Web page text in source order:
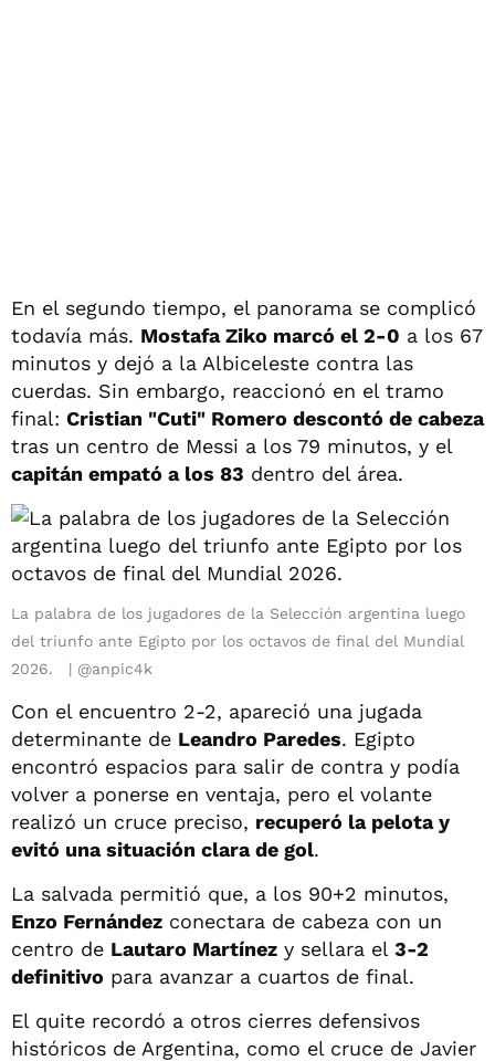
En el segundo tiempo, el panorama se complicó
todavía más. Mostafa Ziko marcó el 2-0 a los 67
minutos y dejó a la Albiceleste contra las
cuerdas. Sin embargo, reaccionó en el tramo
final: Cristian "Cuti" Romero descontó de cabeza
tras un centro de Messi a los 79 minutos, y el
capitán empató a los 83 dentro del área.
La palabra de los jugadores de la Selección argentina luego
del triunfo ante Egipto por los octavos de final del Mundial
2026.
@anpic4k
Con el encuentro 2-2, apareció una jugada
determinante de Leandro Paredes. Egipto
encontró espacios para salir de contra y podía
volver a ponerse en ventaja, pero el volante
realizó un cruce preciso, recuperó la pelota y
evitó una situación clara de gol.
La salvada permitió que, a los 90+2 minutos,
Enzo Fernández conectara de cabeza con un
centro de Lautaro Martínez y sellara el 3-2
definitivo para avanzar a cuartos de final.
El quite recordó a otros cierres defensivos
históricos de Argentina, como el cruce de Javier